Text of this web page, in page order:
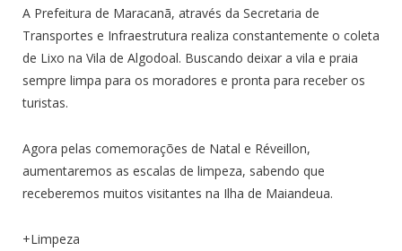
A Prefeitura de Maracanã, através da Secretaria de
Transportes e Infraestrutura realiza constantemente o coleta
de Lixo na Vila de Algodoal. Buscando deixar a vila e praia
sempre limpa para os moradores e pronta para receber os
turistas.
Agora pelas comemorações de Natal e Réveillon,
aumentaremos as escalas de limpeza, sabendo que
receberemos muitos visitantes na Ilha de Maiandeua.
+Limpeza